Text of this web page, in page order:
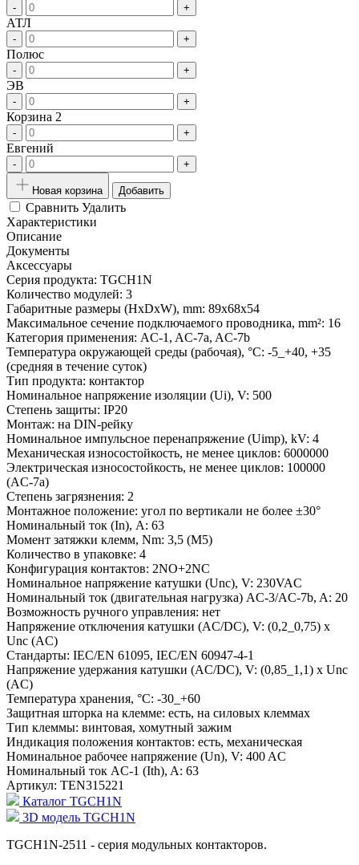
- +
АТЛ
- +
Полюс
- +
ЭВ
- +
Корзина 2
- +
Евгений
- +
Новая корзина Добавить
Сравнить Удалить
Характеристики
Описание
Документы
Аксессуары
Серия продукта: TGCH1N
Количество модулей: 3
Габаритные размеры (HxDxW), mm: 89x68x54
Максимальное сечение подключаемого проводника, mm²: 16
Категория применения: AC-1, AC-7a, AC-7b
Температура окружающей среды (рабочая), °С: -5_+40, +35
(средняя в течение суток)
Тип продукта: контактор
Номинальное напряжение изоляции (Ui), V: 500
Степень защиты: IP20
Монтаж: на DIN-рейку
Номинальное импульсное перенапряжение (Uimp), kV: 4
Механическая износостойкость, не менее циклов: 6000000
Электрическая износостойкость, не менее циклов: 100000
(AC-7a)
Степень загрязнения: 2
Монтажное положение: угол по вертикали не более ±30°
Номинальный ток (In), A: 63
Момент затяжки клемм, Nm: 3,5 (M5)
Количество в упаковке: 4
Конфигурация контактов: 2NO+2NC
Номинальное напряжение катушки (Unc), V: 230VAC
Номинальный ток (двигательная нагрузка) AC-3/AC-7b, A: 20
Возможность ручного управления: нет
Напряжение отключения катушки (AC/DC), V: (0,2_0,75) x
Unc (AC)
Стандарты: IEC/EN 61095, IEC/EN 60947-4-1
Напряжение удержания катушки (AC/DC), V: (0,85_1,1) x Unc
(AC)
Температура хранения, °С: -30_+60
Защитная шторка на клемме: есть, на силовых клеммах
Тип клеммы: винтовая, хомутный зажим
Индикация положения контактов: есть, механическая
Номинальное рабочее напряжение (Un), V: 400 AC
Номинальный ток AC-1 (Ith), A: 63
Артикул: TEN315221
Каталог TGCH1N
3D модель TGCH1N
TGCH1N-2511 - серия модульных контакторов.